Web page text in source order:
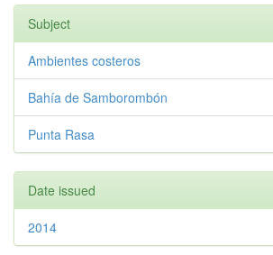
Subject
Ambientes costeros
Bahía de Samborombón
Punta Rasa
Date issued
2014